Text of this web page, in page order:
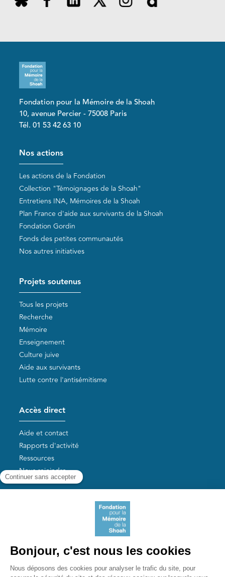
Fondation pour la Mémoire de la Shoah
10, avenue Percier - 75008 Paris
Tél. 01 53 42 63 10
Pied de page
Nos actions
Les actions de la Fondation
Collection "Témoignages de la Shoah"
Entretiens INA, Mémoires de la Shoah
Plan France d'aide aux survivants de la Shoah
Fondation Gordin
Fonds des petites communautés
Nos autres initiatives
Projets soutenus
Tous les projets
Recherche
Mémoire
Enseignement
Culture juive
Aide aux survivants
Lutte contre l'antisémitisme
Accès direct
Aide et contact
Rapports d'activité
Ressources
Nous rejoindre
Aide aux survivants de la Shoah
Liens utiles